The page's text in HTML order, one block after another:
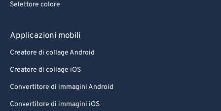
Selettore colore
Applicazioni mobili
Creatore di collage Android
Creatore di collage iOS
Convertitore di immagini Android
Convertitore di immagini iOS